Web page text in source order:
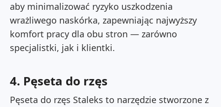
aby minimalizować ryzyko uszkodzenia
wrażliwego naskórka, zapewniając najwyższy
komfort pracy dla obu stron — zarówno
specjalistki, jak i klientki.
4. Pęseta do rzęs
Pęseta do rzęs Staleks to narzędzie stworzone z